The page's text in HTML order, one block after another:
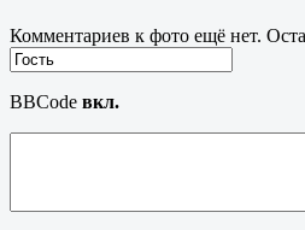
Комментариев к фото ещё нет.
BBCode вкл.